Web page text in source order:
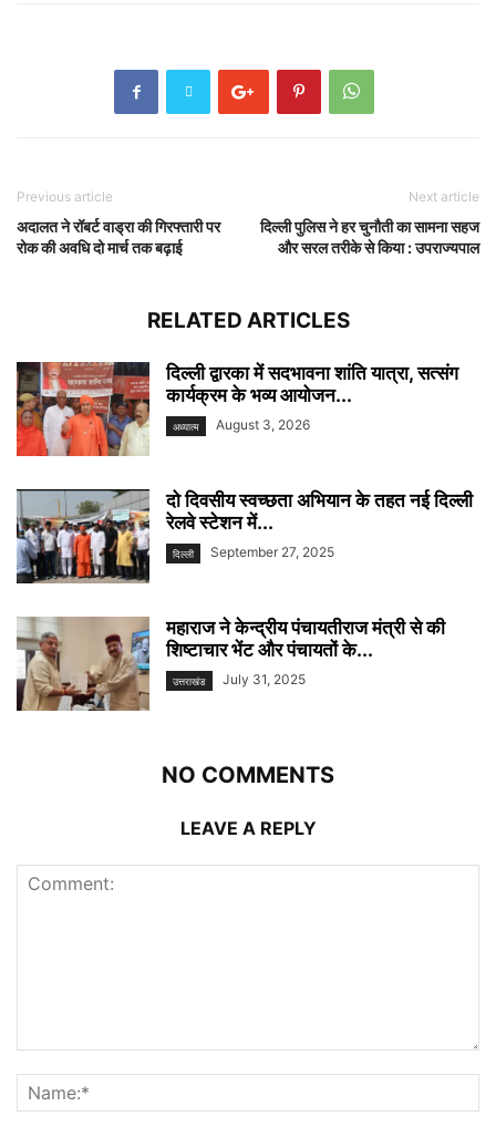
Previous article
अदालत ने रॉबर्ट वाड्रा की गिरफ्तारी पर
रोक की अवधि दो मार्च तक बढ़ाई
Next article
दिल्ली पुलिस ने हर चुनौती का सामना सहज
और सरल तरीके से किया : उपराज्यपाल
RELATED ARTICLES
दिल्ली द्वारका में सदभावना शांति यात्रा, सत्संग
कार्यक्रम के भव्य आयोजन...
अध्यात्म August 3, 2026
दो दिवसीय स्वच्छता अभियान के तहत नई दिल्ली
रेलवे स्टेशन में...
दिल्ली September 27, 2025
महाराज ने केन्द्रीय पंचायतीराज मंत्री से की
शिष्टाचार भेंट और पंचायतों के...
उत्तराखंड July 31, 2025
NO COMMENTS
LEAVE A REPLY